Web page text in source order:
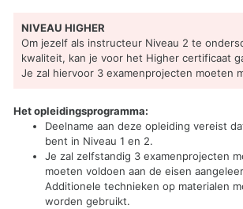
NIVEAU HIGHER
Om jezelf als instructeur Niveau 2 te
kwaliteit, kan je voor het Higher certificaat
Je zal hiervoor 3 examenprojecten moeten
Het opleidingsprogramma:
Deelname aan deze opleiding vereist
bent in Niveau 1 en 2.
Je zal zelfstandig 3 examenprojecten
moeten voldoen aan de eisen
Additionele technieken op materialen
worden gebruikt.